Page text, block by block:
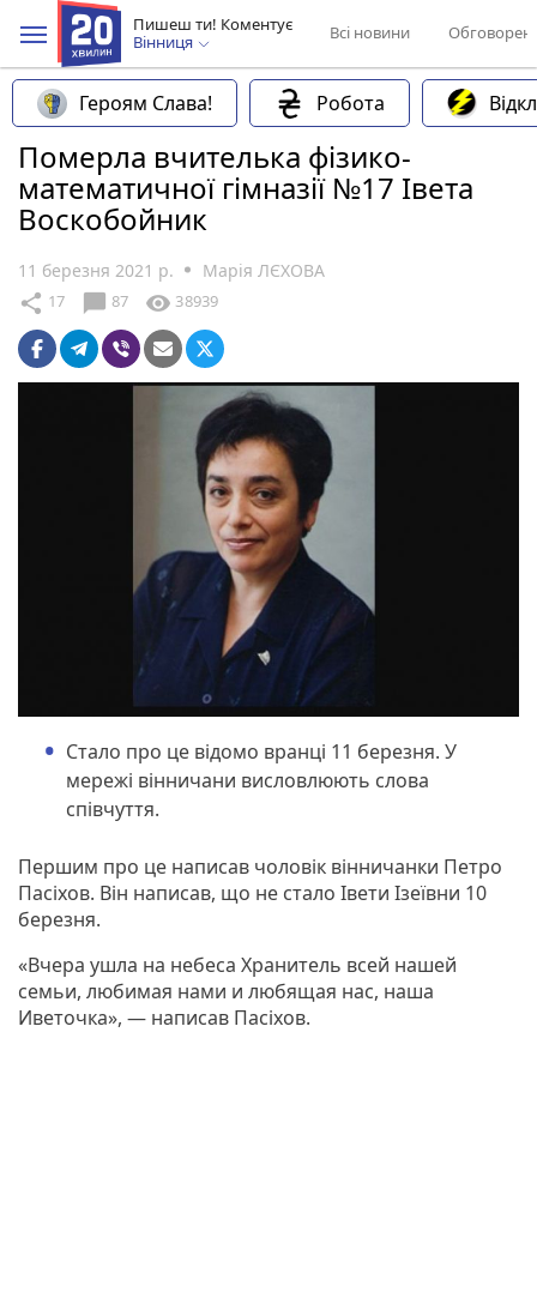
Пишеш ти! Коментує
Вінниця
Всі новини
Героям Слава! Робота
Померла вчителька фізико-
математичної гімназії №17 Івета
Воскобойник
11 березня 2021 р. Марія ЛЄХОВА
share 17 chat_bubble 87 visibility 38939
Стало про це відомо вранці 11 березня. У
мережі вінничани висловлюють слова
співчуття.
Першим про це написав чоловік вінничанки Петро
Пасіхов. Він написав, що не стало Івети Ізеївни 10
березня.
«Вчера ушла на небеса Хранитель всей нашей
семьи, любимая нами и любящая нас, наша
Иветочка», — написав Пасіхов.